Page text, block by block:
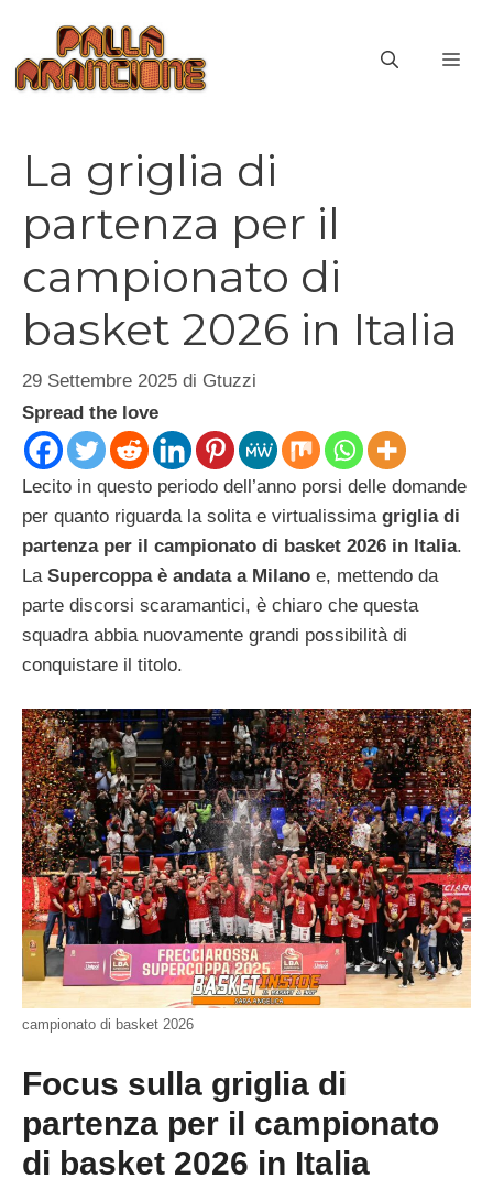
contenuto
La griglia di
partenza per il
campionato di
basket 2026 in Italia
29 Settembre 2025 di Gtuzzi
Spread the love
Lecito in questo periodo dell’anno porsi delle domande
per quanto riguarda la solita e virtualissimagriglia di
partenza per il campionato di basket 2026 in Italia.
LaSupercoppa è andata a Milano e, mettendo da
parte discorsi scaramantici, è chiaro che questa
squadra abbia nuovamente grandi possibilità di
conquistare il titolo.
campionato di basket 2026
Focus sulla griglia di
partenza per il campionato
di basket 2026 in Italia